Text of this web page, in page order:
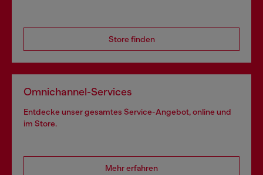
Store finden
Omnichannel-Services
Entdecke unser gesamtes Service-Angebot, online und
im Store.
Mehr erfahren